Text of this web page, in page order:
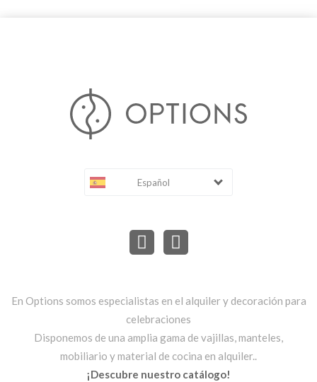
Español
En Options somos especialistas en el alquiler y decoración para
celebraciones
Disponemos de una amplia gama de vajillas, manteles,
mobiliario y material de cocina en alquiler..
¡Descubre nuestro catálogo!